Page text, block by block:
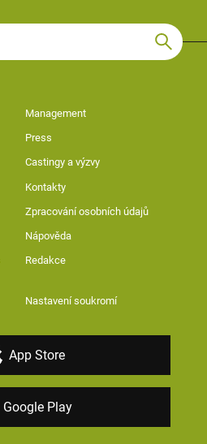
Management
Press
Castingy a výzvy
Kontakty
Zpracování osobních údajů
Nápověda
Redakce
Nastavení soukromí
App Store
Google Play